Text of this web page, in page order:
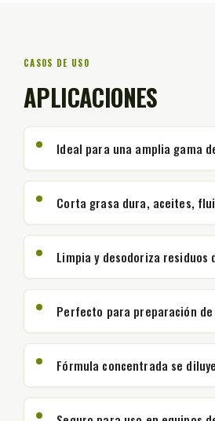
CASOS DE USO
APLICACIONES
Ideal para una amplia gama
Corta grasa dura, aceites,
Limpia y desodoriza
Perfecto para preparación
Fórmula concentrada se